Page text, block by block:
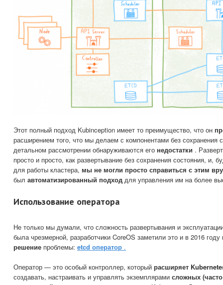
Этот полный подход Kubinception имеет то преимущество, что он
расширением того, что мы делаем с компонентами без сохранения
детальном рассмотрении обнаруживаются его недостатки .
просто и просто, как развертывание без сохранения состояния, и,
для работы кластера, мы не могли просто справиться с этим
был автоматизированный подход для управления им на более
Использование оператора
Не только мы думали, что сложность развертывания и
была чрезмерной, разработчики CoreOS заметили это и в 2016
решение проблемы: etcd оператор .
Оператор — это особый контроллер, который расширяет
создавать, настраивать и управлять экземплярами сложных